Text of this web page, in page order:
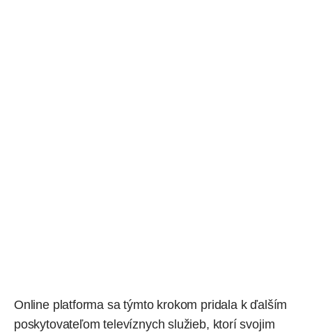
Online platforma sa týmto krokom pridala k ďalším
poskytovateľom televíznych služieb, ktorí svojim